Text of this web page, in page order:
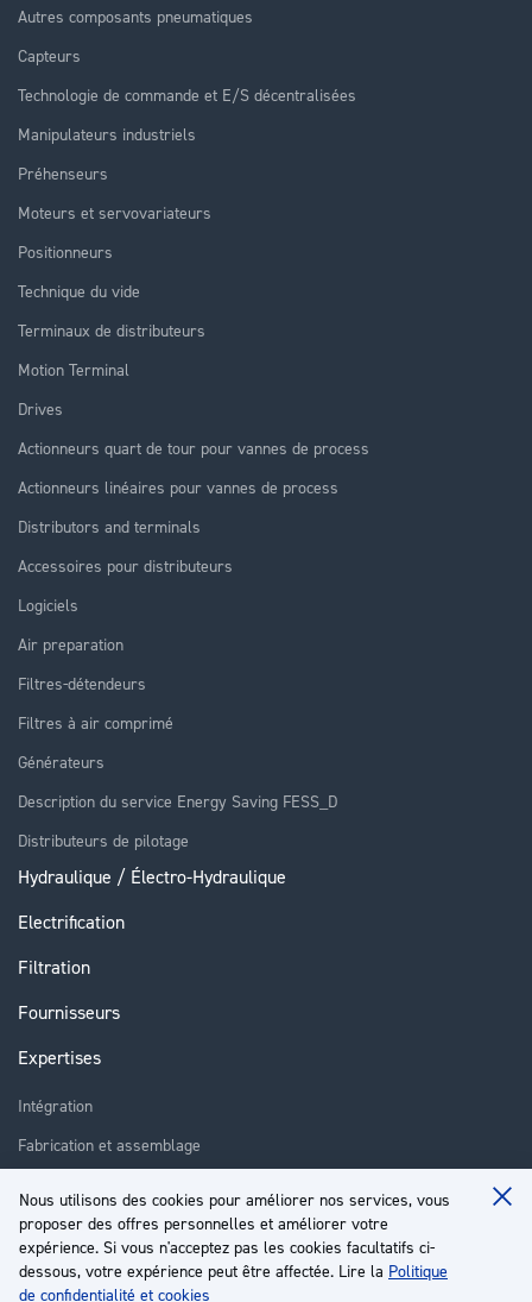
Nous utilisons des cookies pour améliorer nos services, vous
proposer des offres personnelles et améliorer votre
expérience. Si vous n'acceptez pas les cookies facultatifs ci-
dessous, votre expérience peut être affectée. Lire la Politique
de confidentialité et cookies
Autres composants pneumatiques
Capteurs
Technologie de commande et E/S décentralisées
Manipulateurs industriels
Préhenseurs
Moteurs et servovariateurs
Positionneurs
Technique du vide
Terminaux de distributeurs
Motion Terminal
Drives
Actionneurs quart de tour pour vannes de process
Actionneurs linéaires pour vannes de process
Distributors and terminals
Accessoires pour distributeurs
Logiciels
Air preparation
Filtres-détendeurs
Filtres à air comprimé
Générateurs
Description du service Energy Saving FESS_D
Distributeurs de pilotage
Hydraulique / Électro-Hydraulique
Electrification
Filtration
Fournisseurs
Expertises
Intégration
Fabrication et assemblage
Réparation
Formation